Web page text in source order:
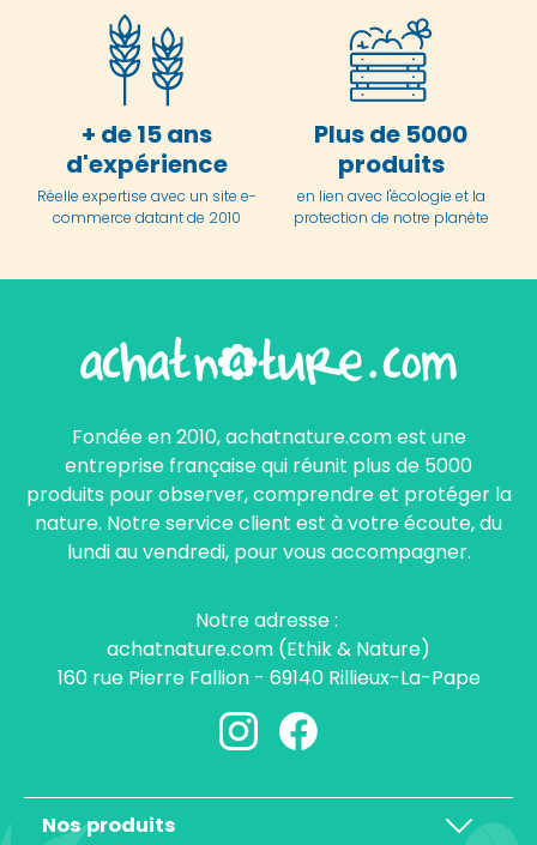
+ de 15 ans
d'expérience
Réelle expertise avec un site e-
commerce datant de 2010
Plus de 5000
produits
en lien avec l'écologie et la
protection de notre planète
Fondée en 2010, achatnature.com est une
entreprise française qui réunit plus de 5000
produits pour observer, comprendre et protéger la
nature. Notre service client est à votre écoute, du
lundi au vendredi, pour vous accompagner.
Notre adresse :
achatnature.com (Ethik & Nature)
160 rue Pierre Fallion - 69140 Rillieux-La-Pape
Nos produits